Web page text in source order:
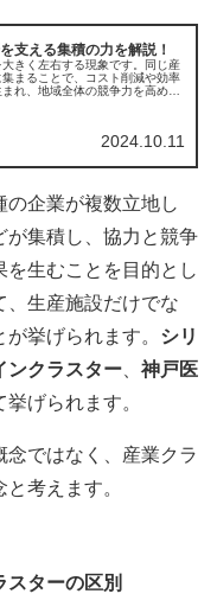
支える集積の力を解説！
きく左右する現象です。同じ産
まることで、コスト削減や効率
れ、地域全体の競争力を高めま
2024.10.11
の企業が複数立地し
が集積し、協力と競争
を生むことを目的とし
、生産施設だけでな
挙げられます。 シリ
ンクラスター
神戸医
げられます。
ではなく、産業クラ
考えます。
ターの区別